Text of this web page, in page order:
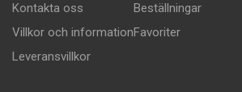
Kontakta oss
Villkor och information
Leveransvillkor
Beställningar
Favoriter